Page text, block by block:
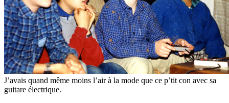
J’avais quand même moins l’air à la mode que ce p’tit con avec sa
guitare électrique.